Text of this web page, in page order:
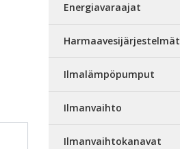
Energiavaraajat
Harmaavesijärjestelmät
Ilmalämpöpumput
Ilmanvaihto
Ilmanvaihtokanavat